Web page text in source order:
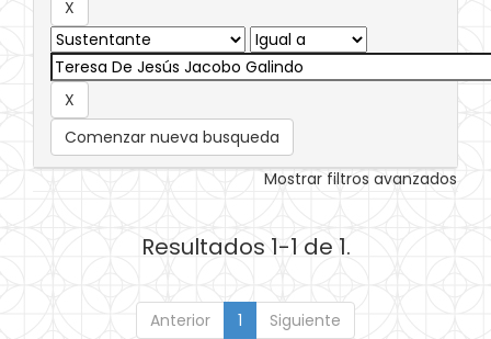
Comenzar nueva busqueda
Mostrar filtros avanzados
Resultados 1-1 de 1.
Anterior 1 Siguiente